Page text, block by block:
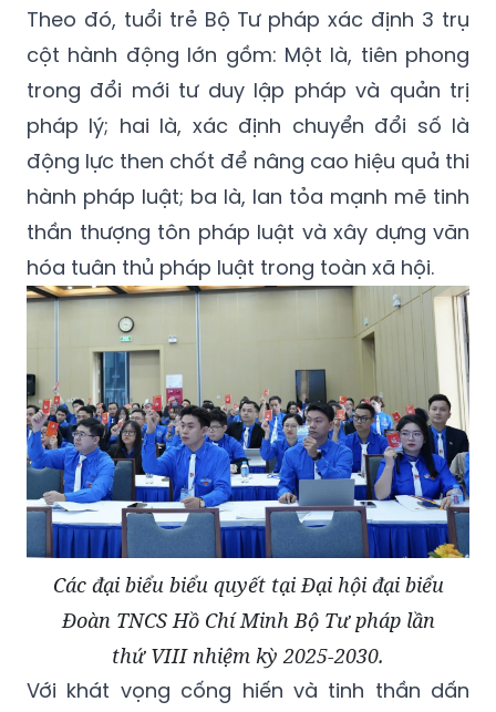
Theo đó, tuổi trẻ Bộ Tư pháp xác định 3 trụ
cột hành động lớn gồm: Một là, tiên phong
trong đổi mới tư duy lập pháp và quản trị
pháp lý; hai là, xác định chuyển đổi số là
động lực then chốt để nâng cao hiệu quả thi
hành pháp luật; ba là, lan tỏa mạnh mẽ tinh
thần thượng tôn pháp luật và xây dựng văn
hóa tuân thủ pháp luật trong toàn xã hội.
Các đại biểu biểu quyết tại Đại hội đại biểu
Đoàn TNCS Hồ Chí Minh Bộ Tư pháp lần
thứ VIII nhiệm kỳ 2025-2030.
Với khát vọng cống hiến và tinh thần dấn